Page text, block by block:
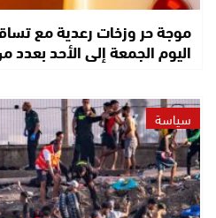
موجة حر وزخات رعدية مع
اليوم الجمعة إلى الأحد
سياسة